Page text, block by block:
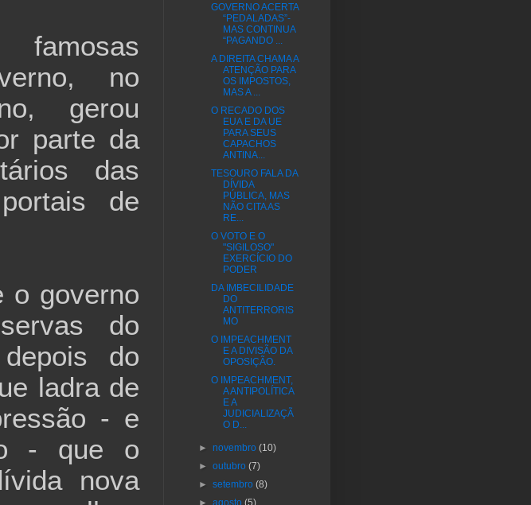
no
gerou
parte da
das
de
o governo
do
do
ladra de
- e
- que o
nova
GOVERNO ACERTA
“PEDALADAS”-
MAS CONTINUA
“PAGANDO ...
A DIREITA CHAMA A
ATENÇÃO PARA
OS IMPOSTOS,
MAS A ...
O RECADO DOS
EUA E DA UE
PARA SEUS
CAPACHOS
ANTINA...
TESOURO FALA DA
DÍVIDA
PÚBLICA, MAS
NÃO CITA AS
RE...
O VOTO E O
"SIGILOSO"
EXERCÍCIO DO
PODER
DA IMBECILIDADE
DO
ANTITERRORIS
MO
O IMPEACHMENT
E A DIVISÃO DA
OPOSIÇÃO.
O IMPEACHMENT,
A ANTIPOLÍTICA
E A
JUDICIALIZAÇÃ
O D...
►novembro(10)
►outubro(7)
►setembro(8)
►agosto(5)